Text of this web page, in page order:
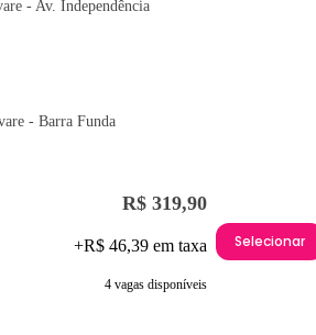
- Av. Independência
- Barra Funda
R$ 319,90
+R$ 46,39 em taxa
4 vagas disponíveis
Selecionar